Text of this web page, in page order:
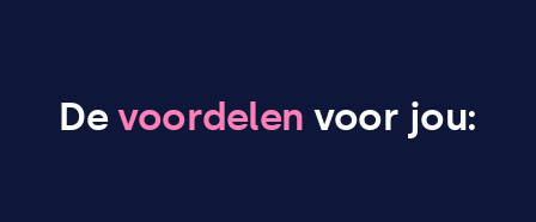
Devoordelen voor jou: